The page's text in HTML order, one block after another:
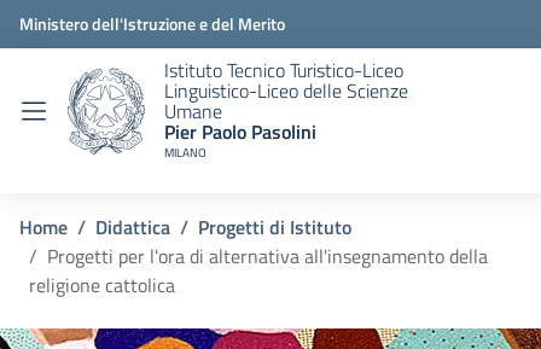
Ministero dell'Istruzione e del Merito
Istituto Tecnico Turistico-Liceo
Linguistico-Liceo delle Scienze
Umane
Pier Paolo Pasolini
MILANO
Home Didattica
Progetti di Istituto
Progetti per l'ora di alternativa all'insegnamento della
religione cattolica